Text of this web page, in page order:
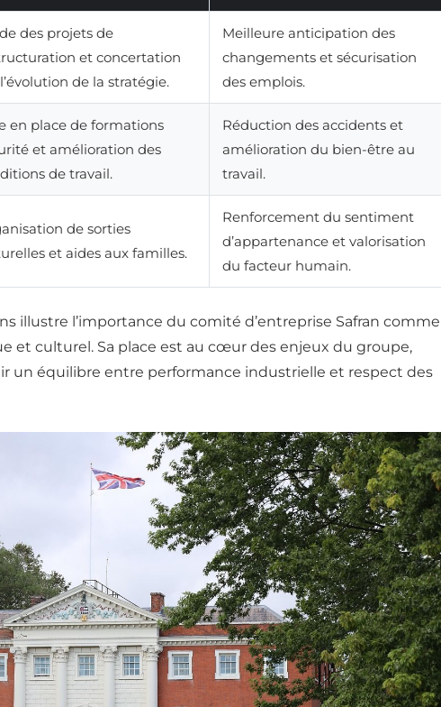
des projets de
et concertation
de la stratégie.
Meilleure anticipation des
changements et sécurisation
des emplois.
en place de formations
et amélioration des
de travail.
Réduction des accidents et
amélioration du bien-être au
travail.
de sorties
et aides aux familles.
Renforcement du sentiment
d’appartenance et valorisation
du facteur humain.
illustre l’importance du comité d’entreprise Safran comme
et culturel. Sa place est au cœur des enjeux du groupe,
un équilibre entre performance industrielle et respect des